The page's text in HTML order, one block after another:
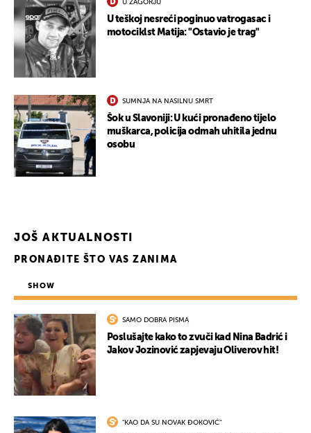
U ZAGORJU
U teškoj nesreći poginuo vatrogasac i
motociklst Matija: "Ostavio je trag"
SUMNJA NA NASILNU SMRT
Šok u Slavoniji: U kući pronađeno tijelo
muškarca, policija odmah uhitila jednu
osobu
JOŠ AKTUALNOSTI
PRONAĐITE ŠTO VAS ZANIMA
SHOW
SAMO DOBRA PISMA
Poslušajte kako to zvuči kad Nina Badrić i
Jakov Jozinović zapjevaju Oliverov hit!
"KAO DA SU NOVAK ĐOKOVIĆ"
UKLJUČITE NOTIFIKACIJE